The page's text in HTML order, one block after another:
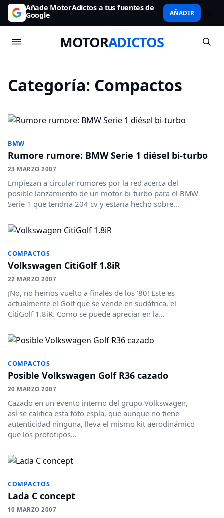
Añade MotorAdictos a tus fuentes de
Google AÑADIR
MOTORADICTOS
Categoría: Compactos
BMW
Rumore rumore: BMW Serie 1 diésel bi-turbo
23 MARZO 2007
Empiezan a circular rumores por la red acerca del
posible lanzamiento de un motor bi-turbo para el BMW
Serie 1 que tendría 204 cv y estaría hecho sobre...
COMPACTOS
Volkswagen CitiGolf 1.8iR
22 MARZO 2007
¡No, no hemos vuelto a finales de los '80! Este es
actualmente el Golf que se vende en sudáfrica, el
CitiGolf 1.8iR. Como se puede apreciar en la...
COMPACTOS
Posible Volkswagen Golf R36 cazado
20 MARZO 2007
Cazado en un evento interno del grupo Volkswagen,
así se califica esta foto espía, que aunque no tiene
autenticidad ninguna, lleva el mismo kit aerodinámico
que los prototipos...
COMPACTOS
Lada C concept
10 MARZO 2007